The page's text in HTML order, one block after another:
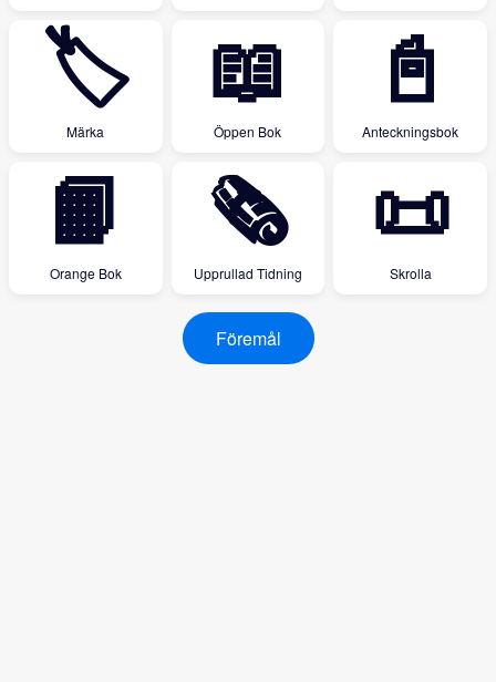
🏷
Märka
📖
Öppen Bok
📓
Anteckningsbok
📙
Orange Bok
🗞
Upprullad Tidning
📜
Skrolla
Föremål